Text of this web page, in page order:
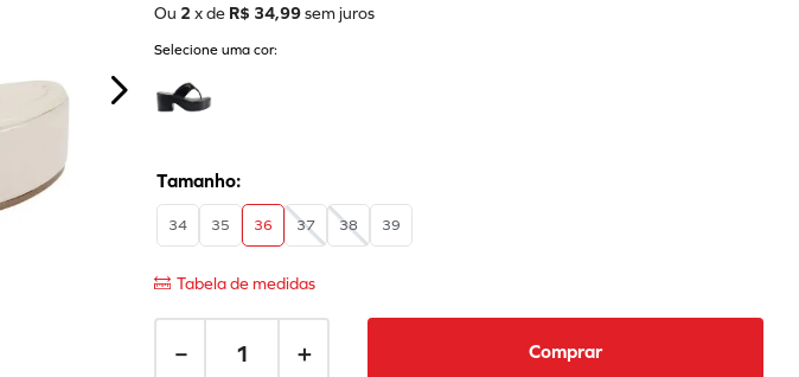
Ou 2 x de R$ 34,99sem juros
Selecione uma cor:
34 35 36 37 38 39
Tabela de medidas
＋
－ Comprar